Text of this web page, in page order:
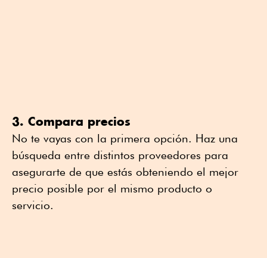
3. Compara precios
No te vayas con la primera opción. Haz una
búsqueda entre distintos proveedores para
asegurarte de que estás obteniendo el mejor
precio posible por el mismo producto o
servicio.